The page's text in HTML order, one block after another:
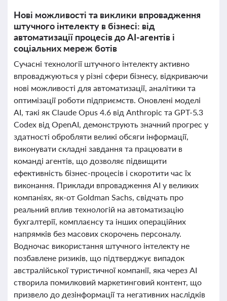
Нові можливості та виклики впровадження
штучного інтелекту в бізнесі: від
автоматизації процесів до AI-агентів і
соціальних мереж ботів
Сучасні технології штучного інтелекту активно
впроваджуються у різні сфери бізнесу, відкриваючи
нові можливості для автоматизації, аналітики та
оптимізації роботи підприємств. Оновлені моделі
AI, такі як Claude Opus 4.6 від Anthropic та GPT-5.3
Codex від OpenAI, демонструють значний прогрес у
здатності обробляти великі обсяги інформації,
виконувати складні завдання та працювати в
команді агентів, що дозволяє підвищити
ефективність бізнес-процесів і скоротити час їх
виконання. Приклади впровадження AI у великих
компаніях, як-от Goldman Sachs, свідчать про
реальний вплив технологій на автоматизацію
бухгалтерії, комплаєнсу та інших операційних
напрямків без масових скорочень персоналу.
Водночас використання штучного інтелекту не
позбавлене ризиків, що підтверджує випадок
австралійської туристичної компанії, яка через AI
створила помилковий маркетинговий контент, що
призвело до дезінформації та негативних наслідків